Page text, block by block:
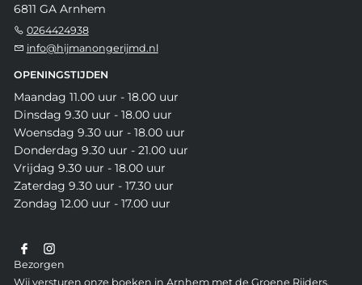
6811 GA Arnhem
0264424938
info@hijmanongerijmd.nl
OPENINGSTIJDEN
Maandag 11.00 uur - 18.00 uur
Dinsdag 9.30 uur - 18.00 uur
Woensdag 9.30 uur - 18.00 uur
Donderdag 9.30 uur - 21.00 uur
Vrijdag 9.30 uur - 18.00 uur
Zaterdag 9.30 uur - 17.30 uur
Zondag 12.00 uur - 17.00 uur
Bezorgen
Wij versturen onze boeken in Arnhem met de Groene Rijders,